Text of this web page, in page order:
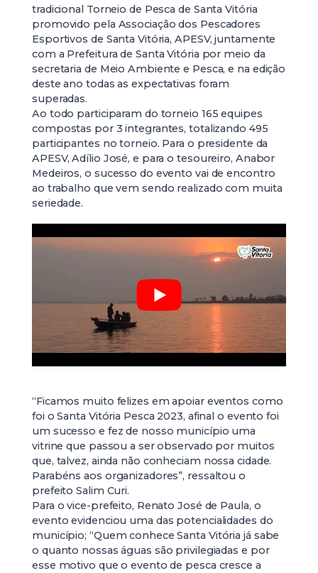
tradicional Torneio de Pesca de Santa Vitória
promovido pela Associação dos Pescadores
Esportivos de Santa Vitória, APESV, juntamente
com a Prefeitura de Santa Vitória por meio da
secretaria de Meio Ambiente e Pesca, e na edição
deste ano todas as expectativas foram
superadas.
Ao todo participaram do torneio 165 equipes
compostas por 3 integrantes, totalizando 495
participantes no torneio. Para o presidente da
APESV, Adílio José, e para o tesoureiro, Anabor
Medeiros, o sucesso do evento vai de encontro
ao trabalho que vem sendo realizado com muita
seriedade.
“Ficamos muito felizes em apoiar eventos como
foi o Santa Vitória Pesca 2023, afinal o evento foi
um sucesso e fez de nosso município uma
vitrine que passou a ser observado por muitos
que, talvez, ainda não conheciam nossa cidade.
Parabéns aos organizadores”, ressaltou o
prefeito Salim Curi.
Para o vice-prefeito, Renato José de Paula, o
evento evidenciou uma das potencialidades do
município; “Quem conhece Santa Vitória já sabe
o quanto nossas águas são privilegiadas e por
esse motivo que o evento de pesca cresce a